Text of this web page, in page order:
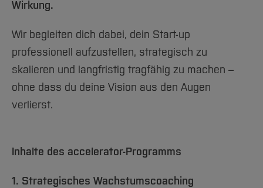
Wirkung.
Wir begleiten dich dabei, dein Start-up
professionell aufzustellen, strategisch zu
skalieren und langfristig tragfähig zu machen –
ohne dass du deine Vision aus den Augen
verlierst.
Inhalte des accelerator-Programms
1. Strategisches Wachstumscoaching